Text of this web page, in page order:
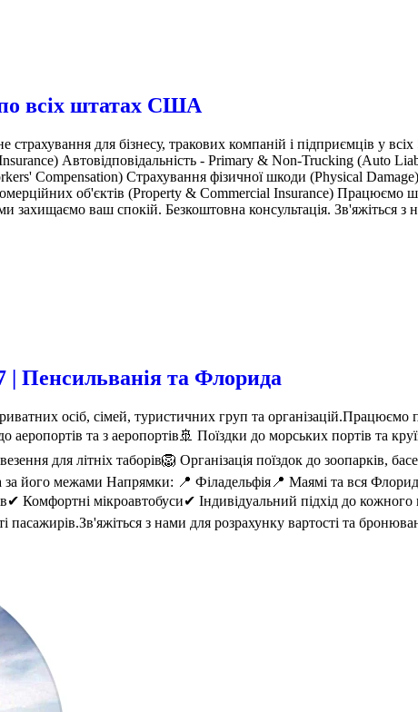
по всіх штатах США
для бізнесу, тракових компаній і підприємців у
Автовідповідальність - Primary & Non-Trucking (Auto
Compensation) Страхування фізичної шкоди (Physical
об'єктів (Property & Commercial Insurance)
ваш спокій. Безкоштовна консультація. Зв'яжіться з
| Пенсильванія та Флорида
осіб, сімей, туристичних груп та
та з аеропортів🚢 Поїздки до морських портів та
для літніх таборів🦁 Організація поїздок до зоопарків,
за його межами Напрямки: 📍 Філадельфія📍 Маямі та вся
Комфортні мікроавтобуси✔ Індивідуальний підхід до кожного
пасажирів.Зв'яжіться з нами для розрахунку вартості та